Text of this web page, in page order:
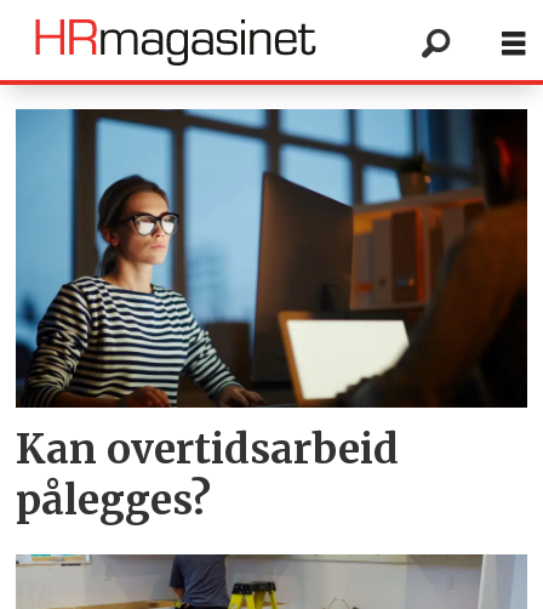
dilemma
Kan overtidsarbeid
pålegges?